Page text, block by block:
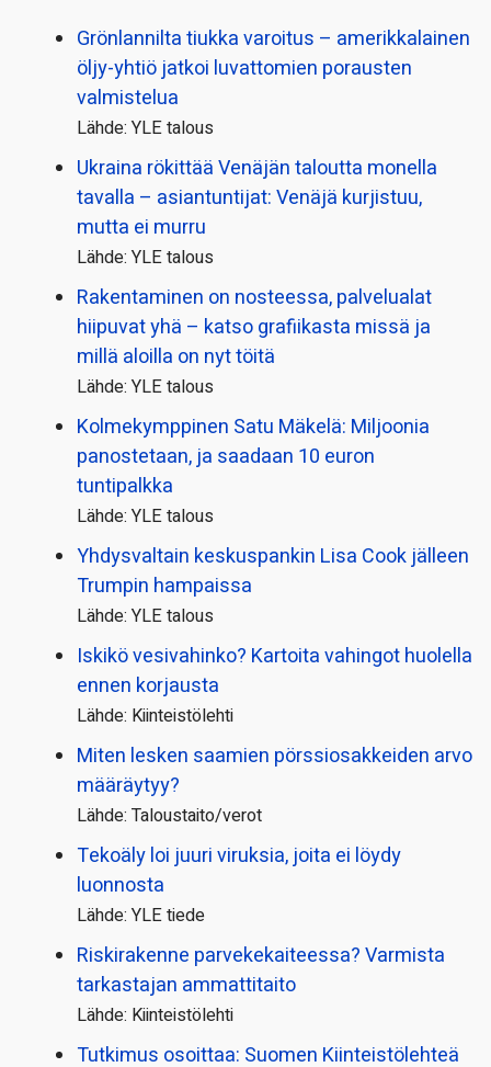
Grönlannilta tiukka varoitus – amerikkalainen
öljy-yhtiö jatkoi luvattomien porausten
valmistelua
Lähde: YLE talous
Ukraina rökittää Venäjän taloutta monella
tavalla – asiantuntijat: Venäjä kurjistuu,
mutta ei murru
Lähde: YLE talous
Rakentaminen on nosteessa, palvelualat
hiipuvat yhä – katso grafiikasta missä ja
millä aloilla on nyt töitä
Lähde: YLE talous
Kolmekymppinen Satu Mäkelä: Miljoonia
panostetaan, ja saadaan 10 euron
tuntipalkka
Lähde: YLE talous
Yhdysvaltain keskuspankin Lisa Cook jälleen
Trumpin hampaissa
Lähde: YLE talous
Iskikö vesivahinko? Kartoita vahingot huolella
ennen korjausta
Lähde: Kiinteistölehti
Miten lesken saamien pörssi­osakkeiden arvo
määräytyy?
Lähde: Taloustaito/verot
Tekoäly loi juuri viruksia, joita ei löydy
luonnosta
Lähde: YLE tiede
Riskirakenne parvekekaiteessa? Varmista
tarkastajan ammattitaito
Lähde: Kiinteistölehti
Tutkimus osoittaa: Suomen Kiinteistölehteä